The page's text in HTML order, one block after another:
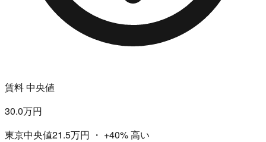
賃料 中央値
30.0万円
東京中央値21.5万円 ・ +40%高い